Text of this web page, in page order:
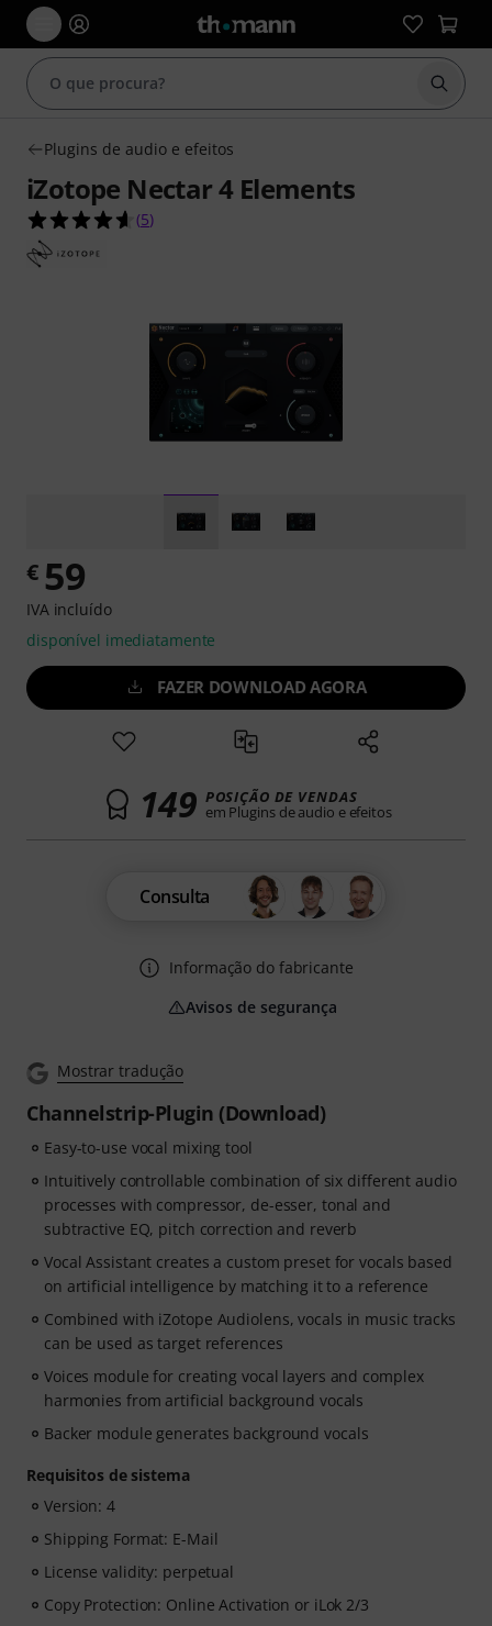
Iniciar
Plugins de audio e efeitos
iZotope Nectar 4 Elements
4.6 de 5 estrelas de 5 avaliações de clientes
(5)
Mostrar tradução
Channelstrip-Plugin (Download)
Easy-to-use vocal mixing tool
Intuitively controllable combination of six different audio
processes with compressor, de-esser, tonal and
subtractive EQ, pitch correction and reverb
Vocal Assistant creates a custom preset for vocals based
on artificial intelligence by matching it to a reference
Combined with iZotope Audiolens, vocals in music tracks
can be used as target references
Voices module for creating vocal layers and complex
harmonies from artificial background vocals
Backer module generates background vocals
Requisitos de sistema
Version: 4
Shipping Format: E-Mail
License validity: perpetual
Copy Protection: Online Activation or iLok 2/3
€ 59
IVA incluído
disponível imediatamente
FAZER DOWNLOAD AGORA
149 POSIÇÃO DE VENDAS
em Plugins de audio e efeitos
Consulta
Informação do fabricante
Avisos de segurança